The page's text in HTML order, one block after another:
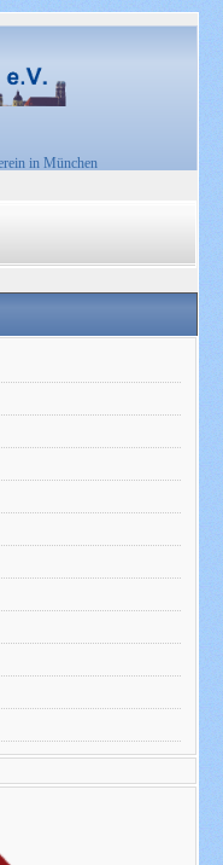
in München